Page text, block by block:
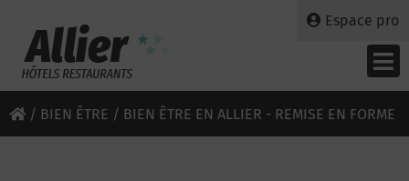
Espace pro
/ BIEN ÊTRE / BIEN ÊTRE EN ALLIER - REMISE EN FORME